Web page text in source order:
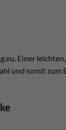
Einer
und somit